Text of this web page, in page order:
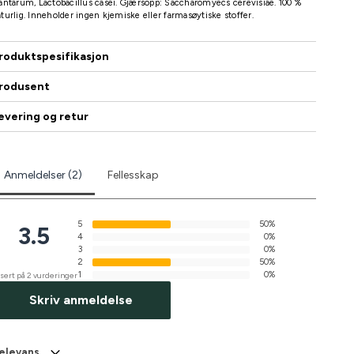
Lactobacillus casei. Gjærsopp: Saccharomyecs cerevisiae. 100 %
Inneholder ingen kjemiske eller farmasøytiske stoffer.
og retur
Anmeldelser (2) Fellesskap
3.5
på 2 vurderinger
5
50%
4
0%
3
0%
2
50%
1
0%
Skriv anmeldelse